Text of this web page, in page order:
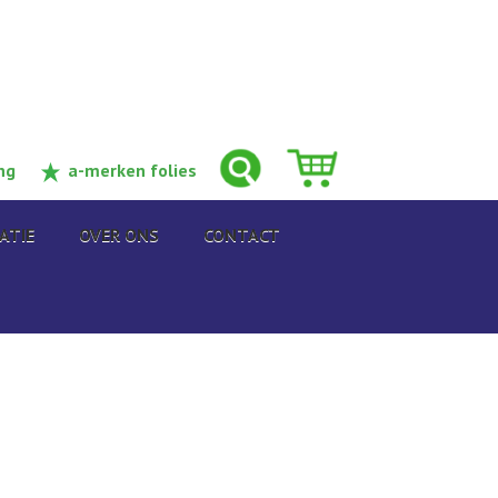
a-merken folies
OVER ONS CONTACT